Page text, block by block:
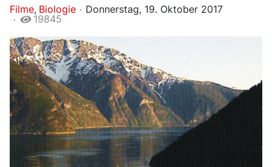
Filme Biologie
Donnerstag, 19. Oktober 2017
19845